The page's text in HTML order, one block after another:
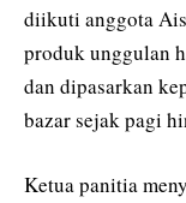
diikuti anggota
produk unggulan
dan dipasarkan
bazar sejak pagi
Ketua panitia